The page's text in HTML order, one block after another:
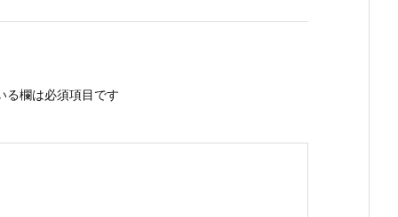
る欄は必須項目です